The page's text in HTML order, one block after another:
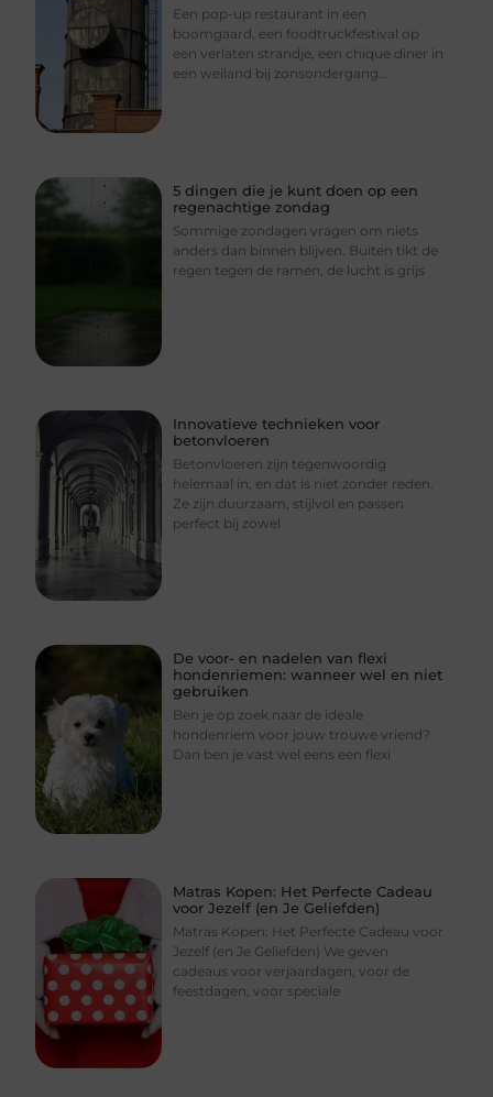
Een pop-up restaurant in een
boomgaard, een foodtruckfestival op
een verlaten strandje, een chique diner in
een weiland bij zonsondergang…
5 dingen die je kunt doen op een
regenachtige zondag
Sommige zondagen vragen om niets
anders dan binnen blijven. Buiten tikt de
regen tegen de ramen, de lucht is grijs
Innovatieve technieken voor
betonvloeren
Betonvloeren zijn tegenwoordig
helemaal in, en dat is niet zonder reden.
Ze zijn duurzaam, stijlvol en passen
perfect bij zowel
De voor- en nadelen van flexi
hondenriemen: wanneer wel en niet
gebruiken
Ben je op zoek naar de ideale
hondenriem voor jouw trouwe vriend?
Dan ben je vast wel eens een flexi
Matras Kopen: Het Perfecte Cadeau
voor Jezelf (en Je Geliefden)
Matras Kopen: Het Perfecte Cadeau voor
Jezelf (en Je Geliefden) We geven
cadeaus voor verjaardagen, voor de
feestdagen, voor speciale